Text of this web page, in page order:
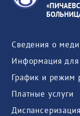
Сведения о
Информация для
График и режим
Платные услуги
Диспансеризация